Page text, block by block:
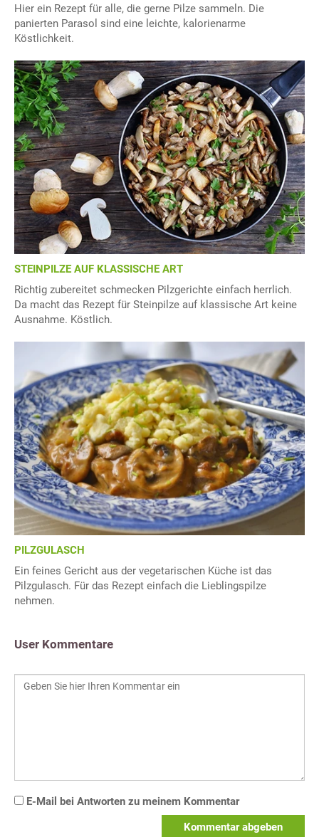
Hier ein Rezept für alle, die gerne Pilze sammeln. Die
panierten Parasol sind eine leichte, kalorienarme
Köstlichkeit.
STEINPILZE AUF KLASSISCHE ART
Richtig zubereitet schmecken Pilzgerichte einfach herrlich.
Da macht das Rezept für Steinpilze auf klassische Art keine
Ausnahme. Köstlich.
PILZGULASCH
Ein feines Gericht aus der vegetarischen Küche ist das
Pilzgulasch. Für das Rezept einfach die Lieblingspilze
nehmen.
User Kommentare
E-Mail bei Antworten zu meinem Kommentar
Kommentar abgeben